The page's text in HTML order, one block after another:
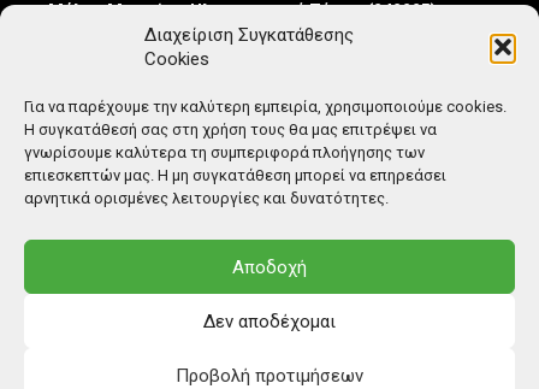
Διαχείριση Συγκατάθεσης
Cookies
Για να παρέχουμε την καλύτερη εμπειρία, χρησιμοποιούμε cookies.
Η συγκατάθεσή σας στη χρήση τους θα μας επιτρέψει να
γνωρίσουμε καλύτερα τη συμπεριφορά πλοήγησης των
επιεσκεπτών μας. Η μη συγκατάθεση μπορεί να επηρεάσει
αρνητικά ορισμένες λειτουργίες και δυνατότητες.
Αποδοχή
Δεν αποδέχομαι
Προβολή προτιμήσεων
Μέλος Μητρώου Ηλεκτρονικού Τύπου (242225)
© Copyright: Ethos Media S.A.